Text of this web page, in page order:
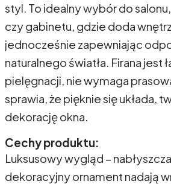
styl. To idealny wybór do
czy gabinetu, gdzie doda
jednocześnie zapewniając
naturalnego światła. Firana jest
pielęgnacji, nie wymaga
sprawia, że pięknie się układa,
dekorację okna.
Cechy produktu:
Luksusowy wygląd –
dekoracyjny ornament nadają